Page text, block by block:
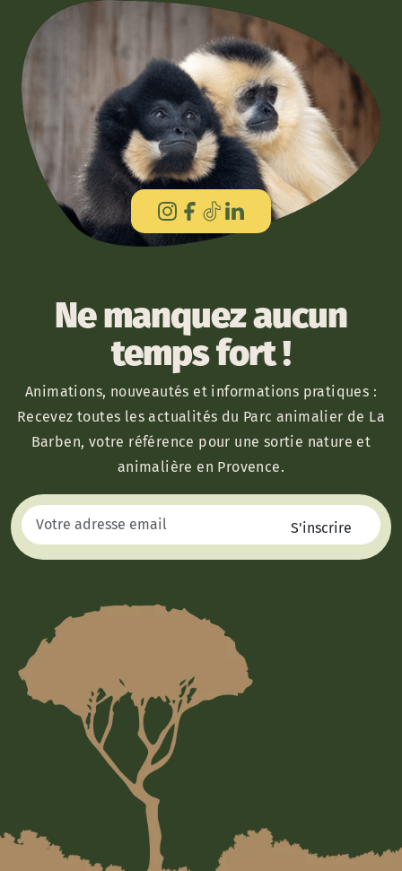
Ne manquez aucun
temps fort !
Animations, nouveautés et informations pratiques :
Recevez toutes les actualités du Parc animalier de La
Barben, votre référence pour une sortie nature et
animalière en Provence.